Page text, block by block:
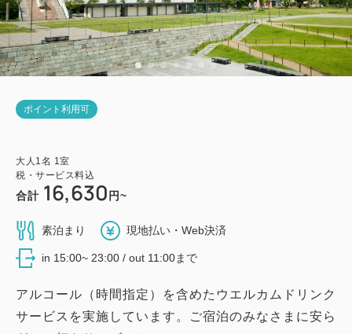
ポイント利用可
大人 1 名 1 室
税・サービス料込
合計 16,630 円~
素泊まり 現地払い・Web決済
in 15:00~ 23:00 / out 11:00まで
アルコール（時間指定）を含めたウエルカムドリンク
サービスを実施しています。ご宿泊のみなさまに安ら